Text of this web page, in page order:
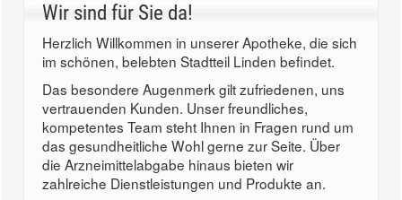
Wir sind für Sie da!
Herzlich Willkommen in unserer Apotheke, die sich
im schönen, belebten Stadtteil Linden befindet.
Das besondere Augenmerk gilt zufriedenen, uns
vertrauenden Kunden. Unser freundliches,
kompetentes Team steht Ihnen in Fragen rund um
das gesundheitliche Wohl gerne zur Seite. Über
die Arzneimittelabgabe hinaus bieten wir
zahlreiche Dienstleistungen und Produkte an.